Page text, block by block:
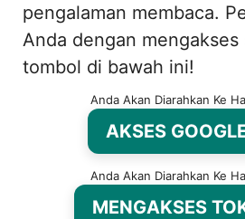
pengalaman membaca.
Anda dengan mengakses
tombol di bawah ini!
Anda Akan Diarahkan Ke
AKSES
Anda Akan Diarahkan Ke
MENGAKSES